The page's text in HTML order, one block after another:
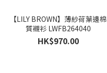
【LILY BROWN】薄紗荷葉邊棉
質襯衫 LWFB264040
HK$970.00